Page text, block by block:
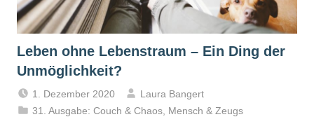
Leben ohne Lebenstraum – Ein Ding der
Unmöglichkeit?
1. Dezember 2020
Laura Bangert
31. Ausgabe: Couch & Chaos Mensch & Zeugs